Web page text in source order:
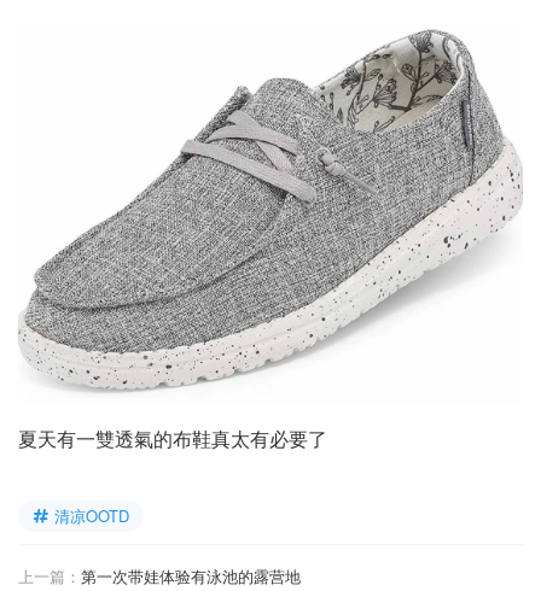
夏天有一雙透氣的布鞋真太有必要了
清凉OOTD
上一篇： 第一次带娃体验有泳池的露营地